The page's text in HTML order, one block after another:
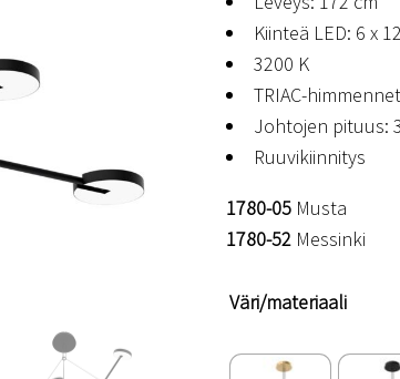
Kiinteä LED: 6 x
3200 K
TRIAC-
Johtojen pituus:
Ruuvikiinnitys
1780-05 Musta
1780-52 Messinki
Väri/materiaali